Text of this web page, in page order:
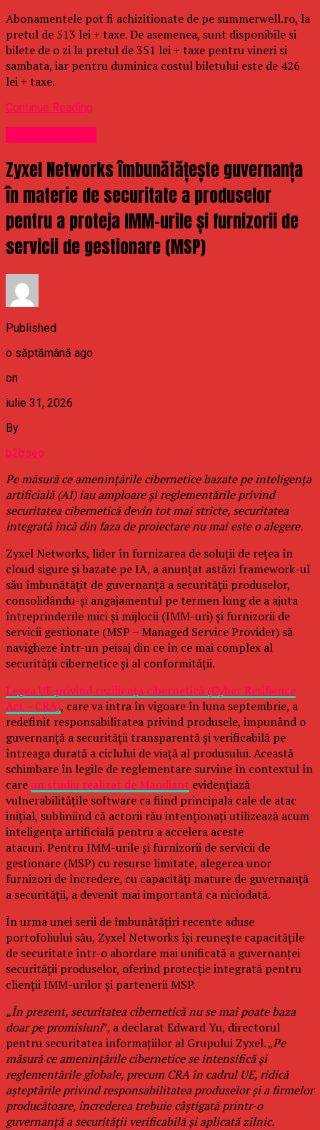
Abonamentele pot fi achizitionate de pe summerwell.ro, la
pretul de 513 lei + taxe. De asemenea, sunt disponibile si
bilete de o zi la pretul de 351 lei + taxe pentru vineri si
sambata, iar pentru duminica costul biletului este de 426
lei + taxe.
Continue Reading
Zyxel Networks îmbunătățește guvernanța
în materie de securitate a produselor
pentru a proteja IMM-urile și furnizorii de
servicii de gestionare (MSP)
Published
o săptămână ago
on
iulie 31, 2026
By
b2bseo
Pe măsură ce amenințările cibernetice bazate pe inteligența
artificială (AI) iau amploare și reglementările privind
securitatea cibernetică devin tot mai stricte, securitatea
integrată încă din faza de proiectare nu mai este o alegere.
Zyxel Networks, lider în furnizarea de soluții de rețea în
cloud sigure și bazate pe IA, a anunțat astăzi framework-ul
său îmbunătățit de guvernanță a securității produselor,
consolidându-și angajamentul pe termen lung de a ajuta
întreprinderile mici și mijlocii (IMM-uri) și furnizorii de
servicii gestionate (MSP – Managed Service Provider) să
navigheze într-un peisaj din ce în ce mai complex al
securității cibernetice și al conformității.
Legea UE privind reziliența cibernetică (Cyber Resilience
Act – CRA), care va intra în vigoare în luna septembrie, a
redefinit responsabilitatea privind produsele, impunând o
guvernanță a securității transparentă și verificabilă pe
întreaga durată a ciclului de viață al produsului. Această
schimbare în legile de reglementare survine în contextul în
careun studiu realizat de Mandiant evidențiază
vulnerabilitățile software ca fiind principala cale de atac
inițial, subliniind că actorii rău intenționați utilizează acum
inteligența artificială pentru a accelera aceste
atacuri. Pentru IMM-urile și furnizorii de servicii de
gestionare (MSP) cu resurse limitate, alegerea unor
furnizori de încredere, cu capacități mature de guvernanță
a securității, a devenit mai importantă ca niciodată.
În urma unei serii de îmbunătățiri recente aduse
portofoliului său, Zyxel Networks își reunește capacitățile
de securitate într-o abordare mai unificată a guvernanței
securității produselor, oferind protecție integrată pentru
clienții IMM-urilor și partenerii MSP.
„În prezent, securitatea cibernetică nu se mai poate baza
doar pe promisiuni”, a declarat Edward Yu, directorul
pentru securitatea informațiilor al Grupului Zyxel. „Pe
măsură ce amenințările cibernetice se intensifică și
reglementările globale, precum CRA în cadrul UE, ridică
așteptările privind responsabilitatea produselor și a firmelor
producătoare, încrederea trebuie câștigată printr-o
guvernanță a securității verificabilă și aplicată zilnic.